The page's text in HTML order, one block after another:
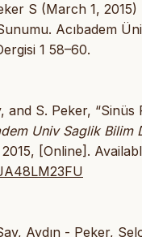
S (March 1, 2015)
Acıbadem
1 58–60.
and S. Peker, “Sinüs
Univ Saglik Bilim
[Online].
Aydın - Peker,